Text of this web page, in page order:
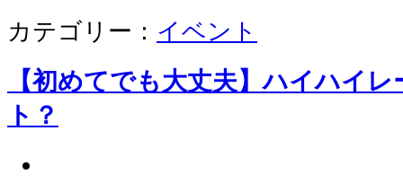
カテゴリー： イベント
【初めてでも大丈夫】ハイハイ
ト？